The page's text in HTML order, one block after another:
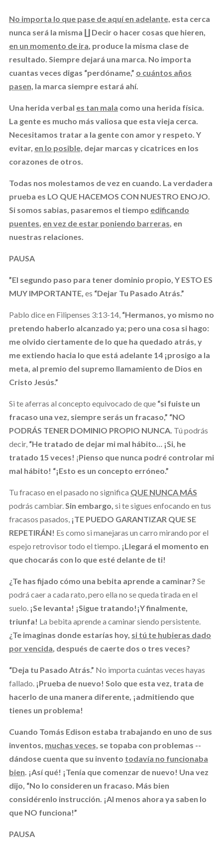
No importa lo que pase de aquí en adelante, esta cerca
nunca será la misma ∐ Decir o hacer cosas que hieren,
en un momento de ira , produce la misma clase de
resultado. Siempre dejará una marca. No importa
cuantas veces digas “perdóname,” o cuántos años
pasen, la marca siempre estará ahí.
Una herida verbal es tan mala como una herida física.
La gente es mucho más valiosa que esta vieja cerca.
Necesitamos tratar a la gente con amor y respeto. Y
evitar, en lo posible, dejar marcas y cicatrices en los
corazones de otros.
Todas nos molestamos de vez en cuando. La verdadera
prueba es LO QUE HACEMOS CON NUESTRO ENOJO.
Si somos sabias, pasaremos el tiempo edificando
puentes en vez de estar poniendo barreras , en
nuestras relaciones.
PAUSA
”El segundo paso para tener dominio propio, Y ESTO ES
MUY IMPORTANTE, es “Dejar Tu Pasado Atrás.”
Pablo dice en Filipenses 3:13-14, “Hermanos, yo mismo no
pretendo haberlo alcanzado ya; pero una cosa si hago:
me olvido ciertamente de lo que ha quedado atrás, y
me extiendo hacia lo que está adelante 14 ¡prosigo a la
meta, al premio del supremo llamamiento de Dios en
Cristo Jesús.”
Si te aferras al concepto equivocado de que “si fuiste un
fracaso una vez, siempre serás un fracaso,” “NO
PODRÁS TENER DOMINIO PROPIO NUNCA. Tú podrás
decir, “He tratado de dejar mi mal hábito…
¡Si, he
tratado 15 veces! ¡Pienso que nunca podré controlar mi
mal hábito! “¡Esto es un concepto erróneo.”
Tu fracaso en el pasado no significa QUE NUNCA MÁS
podrás cambiar. Sin embargo, si te sigues enfocando en tus
fracasos pasados, ¡TE PUEDO GARANTIZAR QUE SE
REPETIRÁN! Es como si manejaras un carro mirando por el
espejo retrovisor todo el tiempo. ¡Llegará el momento en
que chocarás con lo que esté delante de ti!
¿Te has fijado cómo una bebita aprende a caminar? Se
podrá caer a cada rato, pero ella no se queda tirada en el
suelo. ¡Se levanta! ¡Sigue tratando!¡Y finalmente,
triunfa! La bebita aprende a caminar siendo persistente.
¿Te imaginas donde estarías hoy, si tú te hubieras dado
por vencida , después de caerte dos o tres veces?
“Deja tu Pasado Atrás.” No importa cuántas veces hayas
fallado. ¡Prueba de nuevo! Solo que esta vez, trata de
hacerlo de una manera diferente, ¡admitiendo que
tienes un problema!
Cuando Tomás Edison estaba trabajando en uno de sus
inventos, muchas veces, se topaba con problemas --
dándose cuenta que su invento todavía no funcionaba
bien . ¡Así qué! ¡Tenía que comenzar de nuevo! Una vez
dijo, “No lo consideren un fracaso. Más bien
considérenlo instrucción. ¡Al menos ahora ya saben lo
que NO funciona!”
PAUSA